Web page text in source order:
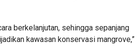
berkelanjutan, sehingga sepanjang
kawasan konservasi mangrove,”